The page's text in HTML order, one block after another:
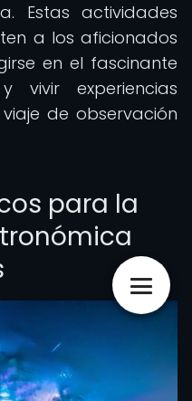
Estas actividades
a los aficionados
en el fascinante
vivir experiencias
de observación
para la